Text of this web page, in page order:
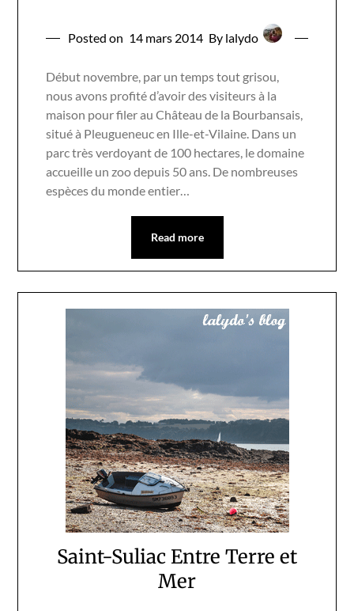
Posted on 14 mars 2014 By lalydo
Début novembre, par un temps tout grisou,
nous avons profité d’avoir des visiteurs à la
maison pour filer au Château de la Bourbansais,
situé à Pleugueneuc en Ille-et-Vilaine. Dans un
parc très verdoyant de 100 hectares, le domaine
accueille un zoo depuis 50 ans. De nombreuses
espèces du monde entier…
Read more
Saint-Suliac Entre Terre et
Mer